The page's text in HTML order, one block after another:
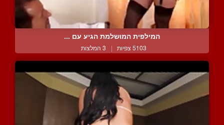
המילפית המושלמת הגיע עם ...
5103 צפיות | 3 המלצות